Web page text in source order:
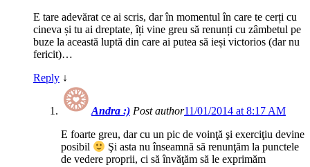
E tare adevărat ce ai scris, dar în momentul în care te cerți cu
cineva și tu ai dreptate, îți vine greu să renunți cu zâmbetul pe
buze la această luptă din care ai putea să ieși victorios (dar nu
fericit)…
Reply ↓
Andra :) Post author11/01/2014 at 8:17 AM
E foarte greu, dar cu un pic de voinţă şi exerciţiu devine
posibil
Şi asta nu înseamnă să renunţăm la punctele
de vedere proprii, ci să învăţăm să le exprimăm